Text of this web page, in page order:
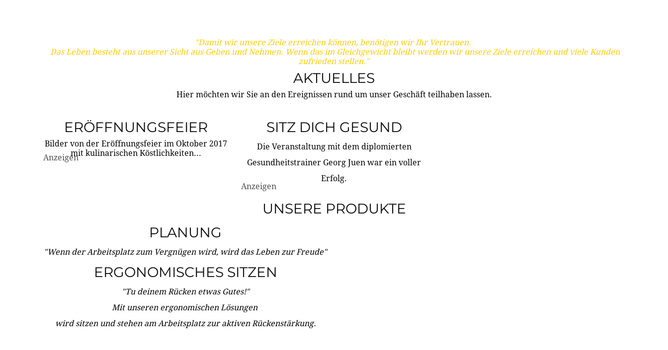
"Damit wir unsere Ziele erreichen können, benötigen wir Ihr Vertrauen.
Das Leben besteht aus unserer Sicht aus Geben und Nehmen. Wenn das im Gleichgewicht bleibt werden wir unsere Ziele erreichen und viele Kunden
zufrieden stellen."
AKTUELLES
Hier möchten wir Sie an den Ereignissen rund um unser Geschäft teilhaben lassen.
ERÖFFNUNGSFEIER
Bilder von der Eröffnungsfeier im Oktober 2017
mit kulinarischen Köstlichkeiten...
Anzeigen
SITZ DICH GESUND
Die Veranstaltung mit dem diplomierten
Gesundheitstrainer Georg Juen war ein voller
Erfolg.
Anzeigen
UNSERE PRODUKTE
PLANUNG
"Wenn der Arbeitsplatz zum Vergnügen wird, wird das Leben zur Freude"
ERGONOMISCHES SITZEN
"Tu deinem Rücken etwas Gutes!"
Mit unseren ergonomischen Lösungen
wird sitzen und stehen am Arbeitsplatz zur aktiven Rückenstärkung.